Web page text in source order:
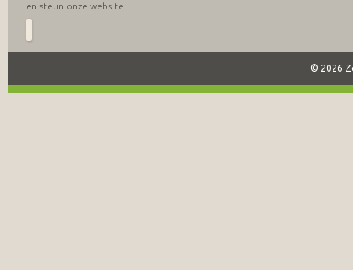
en steun onze website.
© 2026